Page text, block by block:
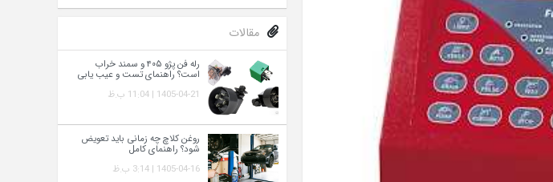
مقالات
رله فن پژو ۴۰۵ و سمند خراب
است؟ راهنمای تست و عیب‌ یابی
1405-04-21 | 11:04 ب.ظ
روغن کلاچ چه زمانی باید تعویض
شود؟ راهنمای کامل
1405-04-16 | 3:14 ب.ظ